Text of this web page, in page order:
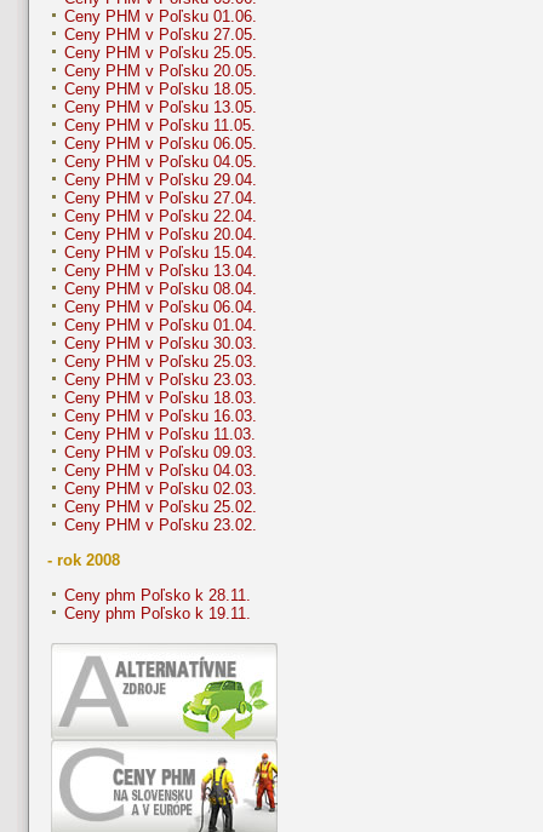
Ceny PHM v Poľsku 01.06.
Ceny PHM v Poľsku 27.05.
Ceny PHM v Poľsku 25.05.
Ceny PHM v Poľsku 20.05.
Ceny PHM v Poľsku 18.05.
Ceny PHM v Poľsku 13.05.
Ceny PHM v Poľsku 11.05.
Ceny PHM v Poľsku 06.05.
Ceny PHM v Poľsku 04.05.
Ceny PHM v Poľsku 29.04.
Ceny PHM v Poľsku 27.04.
Ceny PHM v Poľsku 22.04.
Ceny PHM v Poľsku 20.04.
Ceny PHM v Poľsku 15.04.
Ceny PHM v Poľsku 13.04.
Ceny PHM v Poľsku 08.04.
Ceny PHM v Poľsku 06.04.
Ceny PHM v Poľsku 01.04.
Ceny PHM v Poľsku 30.03.
Ceny PHM v Poľsku 25.03.
Ceny PHM v Poľsku 23.03.
Ceny PHM v Poľsku 18.03.
Ceny PHM v Poľsku 16.03.
Ceny PHM v Poľsku 11.03.
Ceny PHM v Poľsku 09.03.
Ceny PHM v Poľsku 04.03.
Ceny PHM v Poľsku 02.03.
Ceny PHM v Poľsku 25.02.
Ceny PHM v Poľsku 23.02.
- rok 2008
Ceny phm Poľsko k 28.11.
Ceny phm Poľsko k 19.11.